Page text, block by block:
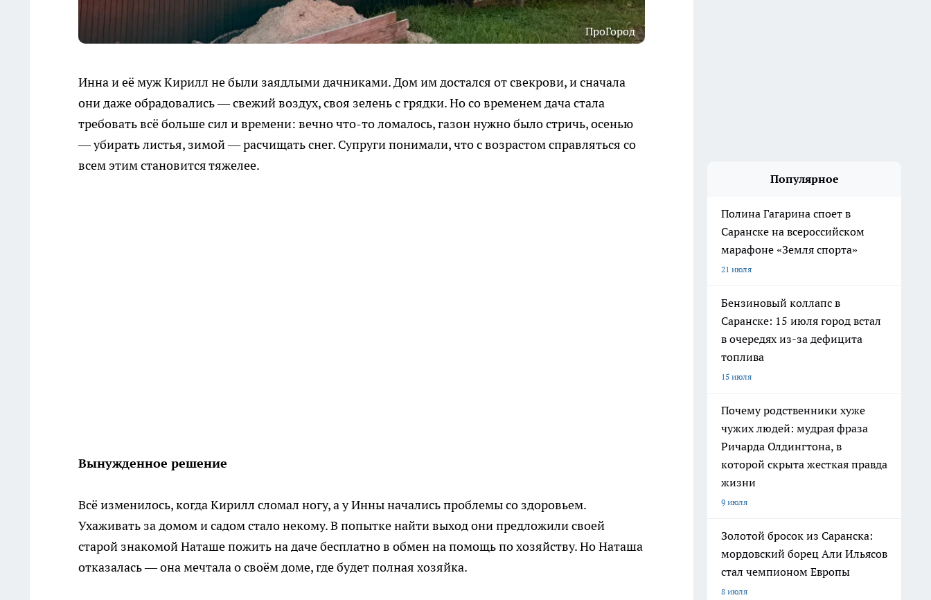
ПроГород
Инна и её муж Кирилл не были заядлыми дачниками. Дом им достался от свекрови, и сначала
они даже обрадовались — свежий воздух, своя зелень с грядки. Но со временем дача стала
требовать всё больше сил и времени: вечно что-то ломалось, газон нужно было стричь, осенью
— убирать листья, зимой — расчищать снег. Супруги понимали, что с возрастом справляться со
всем этим становится тяжелее.
Вынужденное решение
Всё изменилось, когда Кирилл сломал ногу, а у Инны начались проблемы со здоровьем.
Ухаживать за домом и садом стало некому. В попытке найти выход они предложили своей
старой знакомой Наташе пожить на даче бесплатно в обмен на помощь по хозяйству. Но Наташа
отказалась — она мечтала о своём доме, где будет полная хозяйка.
Популярное
Полина Гагарина споет в
Саранске на всероссийском
марафоне «Земля спорта»
21 июля
Бензиновый коллапс в
Саранске: 15 июля город встал
в очередях из-за дефицита
топлива
15 июля
Почему родственники хуже
чужих людей: мудрая фраза
Ричарда Олдингтона, в
которой скрыта жесткая правда
жизни
9 июля
Золотой бросок из Саранска:
мордовский борец Али Ильясов
стал чемпионом Европы
8 июля